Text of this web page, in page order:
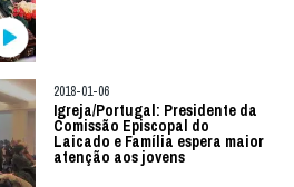
2018-01-06
Igreja/Portugal: Presidente da
Comissão Episcopal do
Laicado e Família espera maior
atenção aos jovens